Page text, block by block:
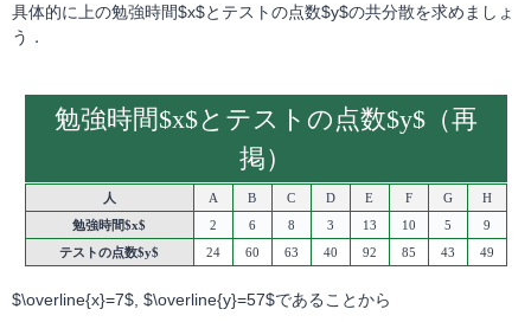
具体的に上の勉強時間$x$とテストの点数$y$の共分散を求めましょ
う．
勉強時間$x$とテストの点数$y$（再
掲）
人 A B C D E F G
H
勉強時間$x$
2 6 8 3 13 10 5
9
テストの点数$y$
24 60 63 40 92 85 43 49
$\overline{x}=7$, $\overline{y}=57$であることから